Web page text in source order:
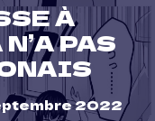
À
PAS
2022